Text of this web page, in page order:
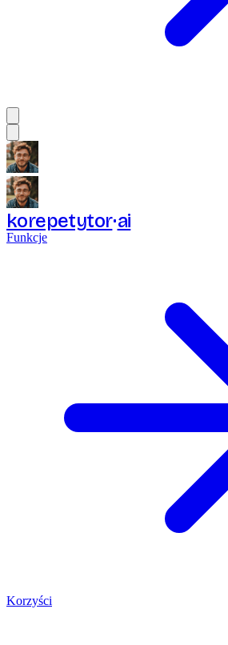
korepetytor ai
Funkcje
Korzyści